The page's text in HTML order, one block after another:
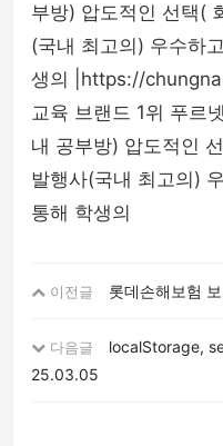
부방) 압도적인 선택(
(국내 최고의) 우수하
생의 |https://
교육 브랜드 1위 푸르
내 공부방) 압도적인
발행사(국내 최고의)
통해 학생의
이전글 롯데손해보험
다음글
localStorage,
25.03.05